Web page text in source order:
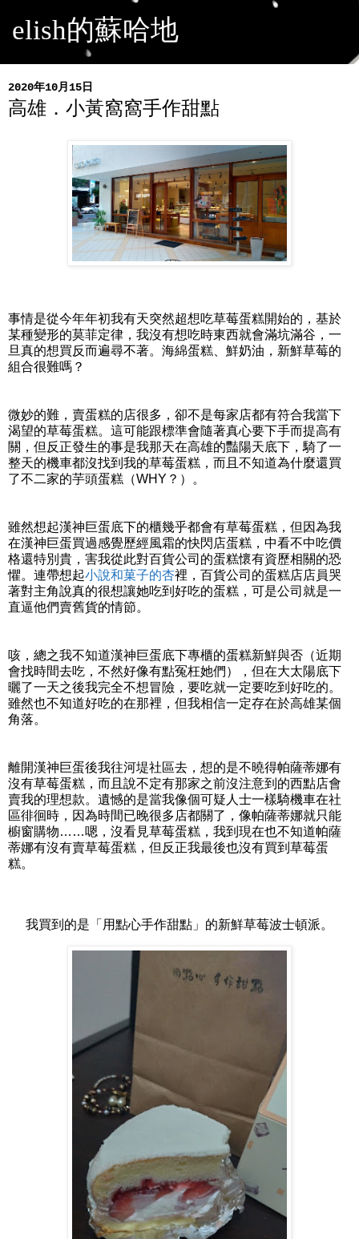
elish的蘇哈地
2020年10月15日
高雄．小黃窩窩手作甜點
事情是從今年年初我有天突然超想吃草莓蛋糕開始的，基於
某種變形的莫菲定律，我沒有想吃時東西就會滿坑滿谷，一
旦真的想買反而遍尋不著。海綿蛋糕、鮮奶油，新鮮草莓的
組合很難嗎？
微妙的難，賣蛋糕的店很多，卻不是每家店都有符合我當下
渴望的草莓蛋糕。這可能跟標準會隨著真心要下手而提高有
關，但反正發生的事是我那天在高雄的豔陽天底下，騎了一
整天的機車都沒找到我的草莓蛋糕，而且不知道為什麼還買
了不二家的芋頭蛋糕（WHY？）。
雖然想起漢神巨蛋底下的櫃幾乎都會有草莓蛋糕，但因為我
在漢神巨蛋買過感覺歷經風霜的快閃店蛋糕，中看不中吃價
格還特別貴，害我從此對百貨公司的蛋糕懷有資歷相關的恐
懼。連帶想起小說和菓子的杏裡，百貨公司的蛋糕店店員哭
著對主角說真的很想讓她吃到好吃的蛋糕，可是公司就是一
直逼他們賣舊貨的情節。
咳，總之我不知道漢神巨蛋底下專櫃的蛋糕新鮮與否（近期
會找時間去吃，不然好像有點冤枉她們），但在大太陽底下
曬了一天之後我完全不想冒險，要吃就一定要吃到好吃的。
雖然也不知道好吃的在那裡，但我相信一定存在於高雄某個
角落。
離開漢神巨蛋後我往河堤社區去，想的是不曉得帕薩蒂娜有
沒有草莓蛋糕，而且說不定有那家之前沒注意到的西點店會
賣我的理想款。遺憾的是當我像個可疑人士一樣騎機車在社
區徘徊時，因為時間已晚很多店都關了，像帕薩蒂娜就只能
櫥窗購物……嗯，沒看見草莓蛋糕，我到現在也不知道帕薩
蒂娜有沒有賣草莓蛋糕，但反正我最後也沒有買到草莓蛋
糕。
我買到的是「用點心手作甜點」的新鮮草莓波士頓派。